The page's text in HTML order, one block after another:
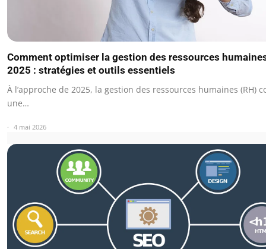
Comment optimiser la gestion des ressources
2025 : stratégies et outils essentiels
À l’approche de 2025, la gestion des ressources humaines (RH)
une…
4 mai 2026